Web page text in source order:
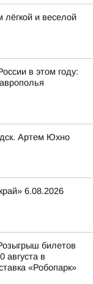
и веселой
в этом году:
Артем Юхно
6.08.2026
билетов
августа в
«Робопарк»